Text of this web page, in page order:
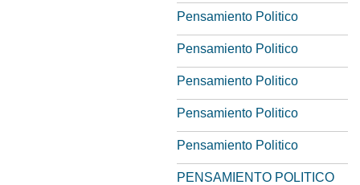
Pensamiento Politico
Pensamiento Politico
Pensamiento Politico
Pensamiento Politico
Pensamiento Politico
PENSAMIENTO POLITICO